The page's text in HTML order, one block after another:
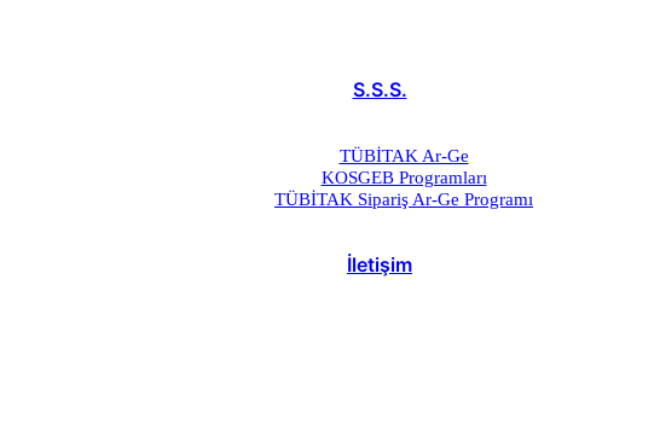
S.S.S.
TÜBİTAK Ar-Ge
KOSGEB Programları
TÜBİTAK Sipariş Ar-Ge Programı
İletişim